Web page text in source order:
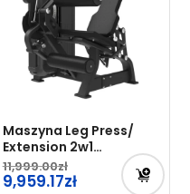
Maszyna Leg Press/
Extension 2w1
Just7Gym Professional
11,999.00
Pierwotna
9,959.17